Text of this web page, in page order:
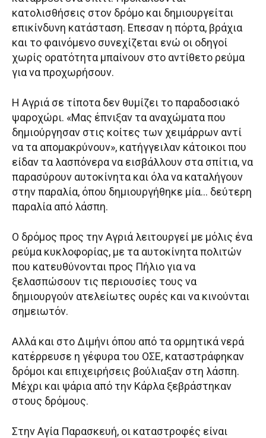
κατολισθήσεις στον δρόμο και δημιουργείται
επικίνδυνη κατάσταση. Επεσαν η πόρτα, βράχια
και το φαινόμενο συνεχίζεται ενώ οι οδηγοί
χωρίς ορατότητα μπαίνουν στο αντίθετο ρεύμα
για να προχωρήσουν.
Η Αγριά σε τίποτα δεν θυμίζει το παραδοσιακό
ψαροχώρι. «Μας έπνιξαν τα αναχώματα που
δημιούργησαν στις κοίτες των χειμάρρων αντί
να τα απομακρύνουν», κατήγγειλαν κάτοικοι που
είδαν τα λασπόνερα να εισβάλλουν στα σπίτια, να
παρασύρουν αυτοκίνητα και όλα να καταλήγουν
στην παραλία, όπου δημιουργήθηκε μία… δεύτερη
παραλία από λάσπη.
Ο δρόμος προς την Αγριά λειτουργεί με μόλις ένα
ρεύμα κυκλοφορίας, με τα αυτοκίνητα πολιτών
που κατευθύνονται προς Πήλιο για να
ξελασπώσουν τις περιουσίες τους να
δημιουργούν ατελείωτες ουρές και να κινούνται
σημειωτόν.
Αλλά και στο Διμήνι όπου από τα ορμητικά νερά
κατέρρευσε η γέφυρα του ΟΣΕ, καταστράφηκαν
δρόμοι και επιχειρήσεις βούλιαξαν στη λάσπη.
Μέχρι και ψάρια από την Κάρλα ξεβράστηκαν
στους δρόμους.
Στην Αγία Παρασκευή, οι καταστροφές είναι